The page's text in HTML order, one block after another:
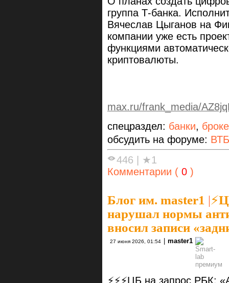
группа Т-банка.
Вячеслав Цыганов на
компании уже есть
функциями
криптовалюты.
max.ru/frank_media/
спецраздел: банки,
обсудить на форуме:
446 | ★1
Комментарии ( 0 )
Блог им. master1 |
нарушал нормы
вносил записи
27 июня 2026, 01:54 | master1
⚡️⚡️⚡️ЦБ на запрос РБК: